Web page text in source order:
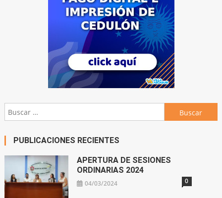
Buscar:
PUBLICACIONES RECIENTES
APERTURA DE SESIONES
ORDINARIAS 2024
04/03/2024 0